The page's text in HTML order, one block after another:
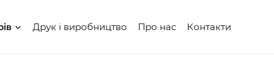
Друк і виробництво Про нас Контакти